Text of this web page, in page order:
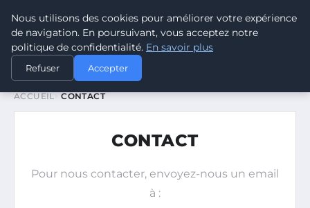
CLIMATE RESPONSE BLOG
ACCUEIL CONTACT
CONTACT
Pour nous contacter, envoyez-nous un email
à :
Nous utilisons des cookies pour améliorer votre expérience
de navigation. En poursuivant, vous acceptez notre
politique de confidentialité. En savoir plus
Refuser Accepter